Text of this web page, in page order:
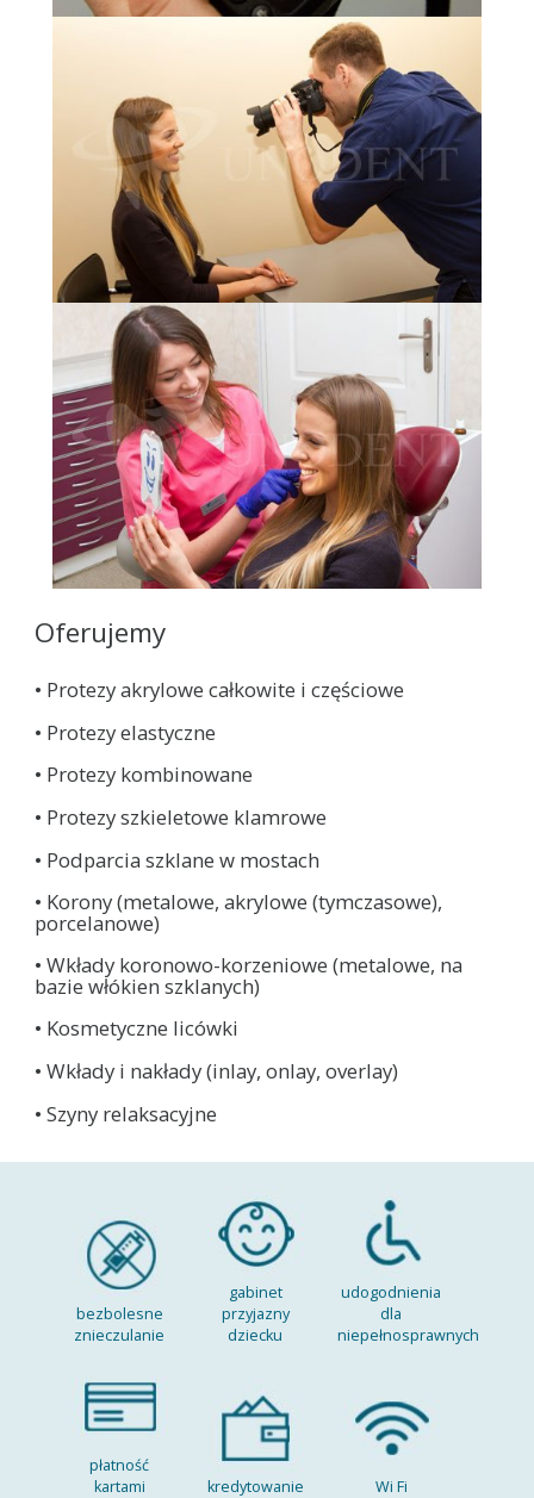
Oferujemy
• Protezy akrylowe całkowite i częściowe
• Protezy elastyczne
• Protezy kombinowane
• Protezy szkieletowe klamrowe
• Podparcia szklane w mostach
• Korony (metalowe, akrylowe (tymczasowe),
porcelanowe)
• Wkłady koronowo-korzeniowe (metalowe, na
bazie włókien szklanych)
• Kosmetyczne licówki
• Wkłady i nakłady (inlay, onlay, overlay)
• Szyny relaksacyjne
bezbolesne
znieczulanie
gabinet
przyjazny
dziecku
udogodnienia
dla
niepełnosprawnych
płatność
kartami
kredytowanie Wi Fi